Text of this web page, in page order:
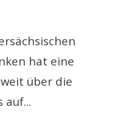
hat eine
über die
auf...